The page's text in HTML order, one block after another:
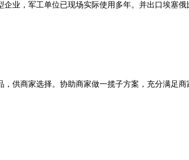
业，军工单位已现场实际使用多年。并出口埃塞俄
供商家选择。协助商家做一揽子方案，充分满足商